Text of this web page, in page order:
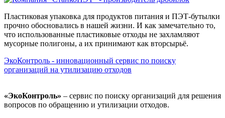
Пластиковая упаковка для продуктов питания и ПЭТ-бутылки
прочно обосновались в нашей жизни. И как замечательно то,
что использованные пластиковые отходы не захламляют
мусорные полигоны, а их принимают как вторсырьё.
ЭкоКонтроль - инновационный сервис по поиску
организаций на утилизацию отходов
«ЭкоКонтроль» – сервис по поиску организаций для решения
вопросов по обращению и утилизации отходов.